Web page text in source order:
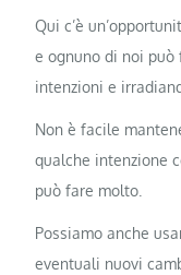
Qui c’è
e ognuno di noi
intenzioni e
Non è facile
qualche intenzione
può fare molto.
Possiamo anche
eventuali nuovi